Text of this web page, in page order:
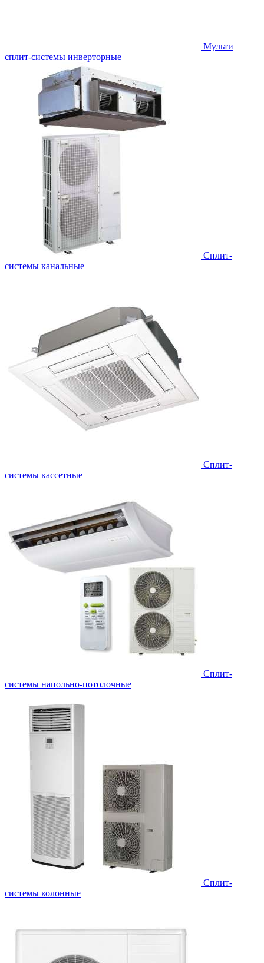
Мульти
сплит-системы инверторные
Сплит-
системы канальные
Сплит-
системы кассетные
Сплит-
системы напольно-потолочные
Cплит-
системы колонные